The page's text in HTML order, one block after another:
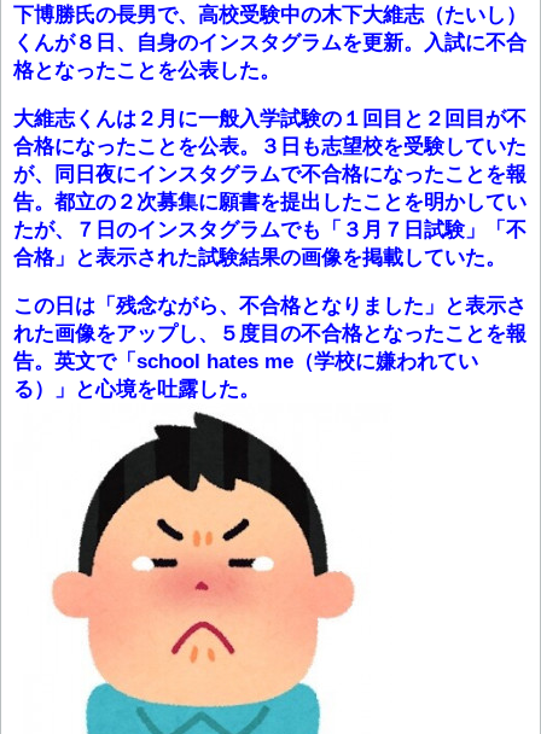
下博勝氏の長男で、高校受験中の木下大維志（たいし）
くんが８日、自身のインスタグラムを更新。入試に不合
格となったことを公表した。
大維志くんは２月に一般入学試験の１回目と２回目が不
合格になったことを公表。３日も志望校を受験していた
が、同日夜にインスタグラムで不合格になったことを報
告。都立の２次募集に願書を提出したことを明かしてい
たが、７日のインスタグラムでも「３月７日試験」「不
合格」と表示された試験結果の画像を掲載していた。
この日は「残念ながら、不合格となりました」と表示さ
れた画像をアップし、５度目の不合格となったことを報
告。英文で「school hates me（学校に嫌われてい
る）」と心境を吐露した。